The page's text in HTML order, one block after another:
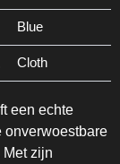
Blue
Cloth
een echte
onverwoestbare
zijn